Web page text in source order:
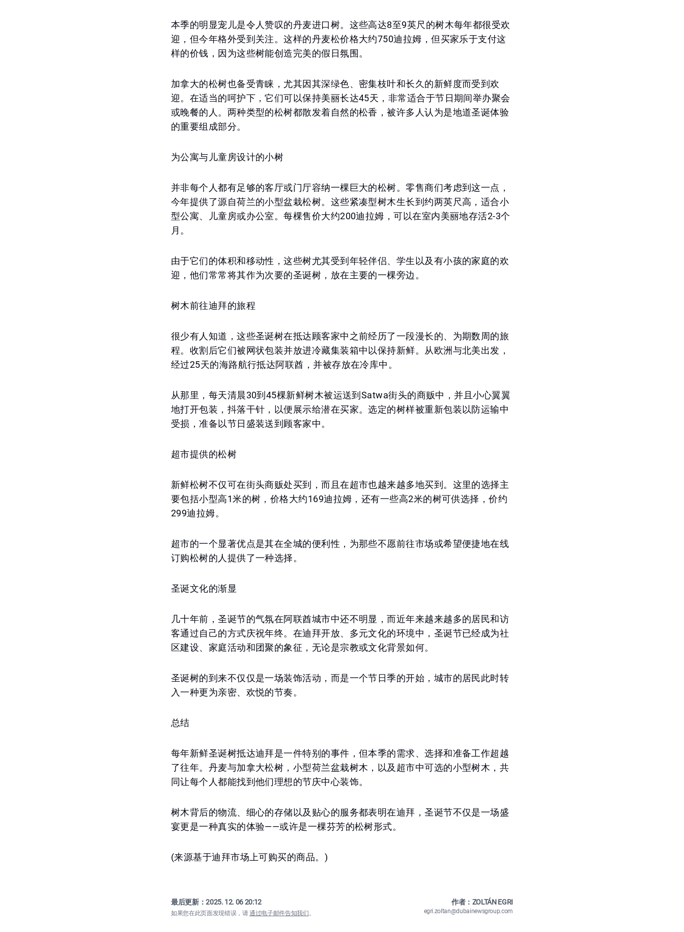
本季的明显宠儿是令人赞叹的丹麦进口树。这些高达8至9英尺的树木每年都很受欢
迎，但今年格外受到关注。这样的丹麦松价格大约750迪拉姆，但买家乐于支付这
样的价钱，因为这些树能创造完美的假日氛围。
加拿大的松树也备受青睐，尤其因其深绿色、密集枝叶和长久的新鲜度而受到欢
迎。在适当的呵护下，它们可以保持美丽长达45天，非常适合于节日期间举办聚会
或晚餐的人。两种类型的松树都散发着自然的松香，被许多人认为是地道圣诞体验
的重要组成部分。
为公寓与儿童房设计的小树
并非每个人都有足够的客厅或门厅容纳一棵巨大的松树。零售商们考虑到这一点，
今年提供了源自荷兰的小型盆栽松树。这些紧凑型树木生长到约两英尺高，适合小
型公寓、儿童房或办公室。每棵售价大约200迪拉姆，可以在室内美丽地存活2-3个
月。
由于它们的体积和移动性，这些树尤其受到年轻伴侣、学生以及有小孩的家庭的欢
迎，他们常常将其作为次要的圣诞树，放在主要的一棵旁边。
树木前往迪拜的旅程
很少有人知道，这些圣诞树在抵达顾客家中之前经历了一段漫长的、为期数周的旅
程。收割后它们被网状包装并放进冷藏集装箱中以保持新鲜。从欧洲与北美出发，
经过25天的海路航行抵达阿联酋，并被存放在冷库中。
从那里，每天清晨30到45棵新鲜树木被运送到Satwa街头的商贩中，并且小心翼翼
地打开包装，抖落干针，以便展示给潜在买家。选定的树样被重新包装以防运输中
受损，准备以节日盛装送到顾客家中。
超市提供的松树
新鲜松树不仅可在街头商贩处买到，而且在超市也越来越多地买到。这里的选择主
要包括小型高1米的树，价格大约169迪拉姆，还有一些高2米的树可供选择，价约
299迪拉姆。
超市的一个显著优点是其在全城的便利性，为那些不愿前往市场或希望便捷地在线
订购松树的人提供了一种选择。
圣诞文化的渐显
几十年前，圣诞节的气氛在阿联酋城市中还不明显，而近年来越来越多的居民和访
客通过自己的方式庆祝年终。在迪拜开放、多元文化的环境中，圣诞节已经成为社
区建设、家庭活动和团聚的象征，无论是宗教或文化背景如何。
圣诞树的到来不仅仅是一场装饰活动，而是一个节日季的开始，城市的居民此时转
入一种更为亲密、欢悦的节奏。
总结
每年新鲜圣诞树抵达迪拜是一件特别的事件，但本季的需求、选择和准备工作超越
了往年。丹麦与加拿大松树，小型荷兰盆栽树木，以及超市中可选的小型树木，共
同让每个人都能找到他们理想的节庆中心装饰。
树木背后的物流、细心的存储以及贴心的服务都表明在迪拜，圣诞节不仅是一场盛
宴更是一种真实的体验——或许是一棵芬芳的松树形式。
(来源基于迪拜市场上可购买的商品。)
最后更新：2025. 12. 06 20:12
如果您在此页面发现错误，请通过电子邮件告知我们。
作者：ZOLTÁN EGRI
egri.zoltan@dubainewsgroup.com